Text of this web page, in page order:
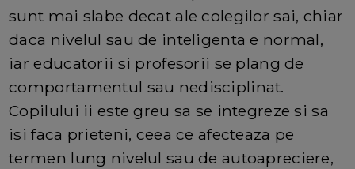
sunt mai slabe decat ale colegilor sai, chiar
daca nivelul sau de inteligenta e normal,
iar educatorii si profesorii se plang de
comportamentul sau nedisciplinat.
Copilului ii este greu sa se integreze si sa
isi faca prieteni, ceea ce afecteaza pe
termen lung nivelul sau de autoapreciere,